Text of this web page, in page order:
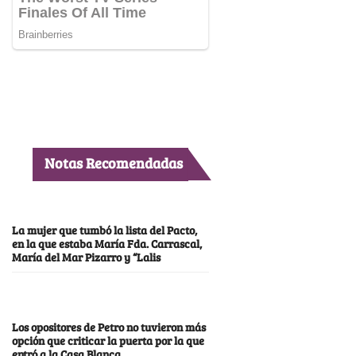
Notas Recomendadas
La mujer que tumbó la lista del Pacto,
en la que estaba María Fda. Carrascal,
María del Mar Pizarro y “Lalis
Los opositores de Petro no tuvieron más
opción que criticar la puerta por la que